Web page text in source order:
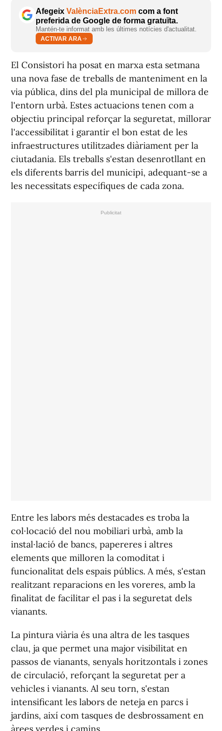
Afegeix ValènciaExtra.com com a font
preferida de Google de forma gratuïta.
Mantén-te informat amb les últimes notícies d'actualitat.
ACTIVAR ARA
El Consistori ha posat en marxa esta setmana
una nova fase de treballs de manteniment en la
via pública, dins del pla municipal de millora de
l'entorn urbà. Estes actuacions tenen com a
objectiu principal reforçar la seguretat, millorar
l'accessibilitat i garantir el bon estat de les
infraestructures utilitzades diàriament per la
ciutadania. Els treballs s'estan desenrotllant en
els diferents barris del municipi, adequant-se a
les necessitats específiques de cada zona.
Entre les labors més destacades es troba la
col·locació del nou mobiliari urbà, amb la
instal·lació de bancs, papereres i altres
elements que milloren la comoditat i
funcionalitat dels espais públics. A més, s'estan
realitzant reparacions en les voreres, amb la
finalitat de facilitar el pas i la seguretat dels
vianants.
La pintura viària és una altra de les tasques
clau, ja que permet una major visibilitat en
passos de vianants, senyals horitzontals i zones
de circulació, reforçant la seguretat per a
vehicles i vianants. Al seu torn, s'estan
intensificant les labors de neteja en parcs i
jardins, així com tasques de desbrossament en